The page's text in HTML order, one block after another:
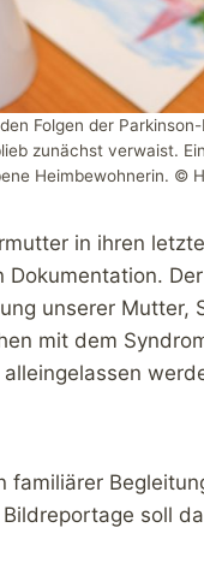
Folgen der
zunächst verwaist.
Heimbewohnerin. ©
in ihren
unserer Mutter,
mit dem
familiärer
soll